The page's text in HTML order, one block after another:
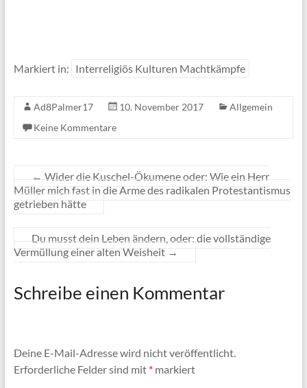
Markiert in: Interreligiös Kulturen Machtkämpfe
Ad8Palmer17 10. November 2017
Allgemein
Keine Kommentare
← Wider die Kuschel-Ökumene oder: Wie ein Herr
Müller mich fast in die Arme des radikalen Protestantismus
getrieben hätte
Du musst dein Leben ändern, oder: die vollständige
Vermüllung einer alten Weisheit →
Schreibe einen Kommentar
Deine E-Mail-Adresse wird nicht veröffentlicht.
Erforderliche Felder sind mit *markiert